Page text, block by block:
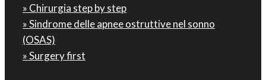
» Chirurgia step by step
» Sindrome delle apnee ostruttive nel sonno
(OSAS)
» Surgery first